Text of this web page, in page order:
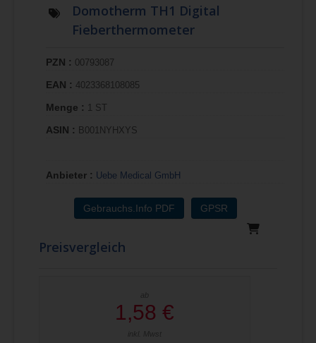
Domotherm TH1 Digital
Fieberthermometer
PZN : 00793087
EAN : 4023368108085
Menge : 1 ST
ASIN : B001NYHXYS
Anbieter : Uebe Medical GmbH
Gebrauchs.Info PDF GPSR
Preisvergleich
ab
1,58 €
inkl. Mwst